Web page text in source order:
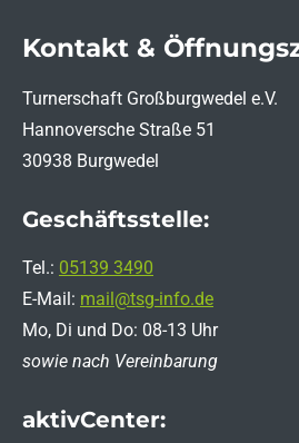
Kontakt &
Turnerschaft Großburgwedel e.V.
Hannoversche Straße 51
30938 Burgwedel
Geschäftsstelle:
Tel.: 05139 3490
E-Mail: mail@tsg-info.de
Mo, Di und Do: 08-13 Uhr
sowie nach Vereinbarung
aktivCenter: